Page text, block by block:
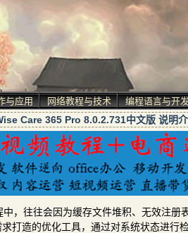
与应用 网络教程与技术 编程语言与开
Care 365 Pro 8.0.2.731中文版 说明
中，往往会因为缓存文件堆积、无效注
打造的优化工具，通过对系统状态进行